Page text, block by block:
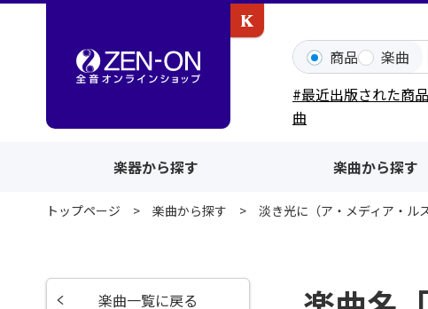
商品 楽曲
#最近出版された商品
曲
楽器から探す 楽曲から探す
トップページ 楽曲から探す 淡き光に（ア・メディア・ルス
楽曲一覧に戻る